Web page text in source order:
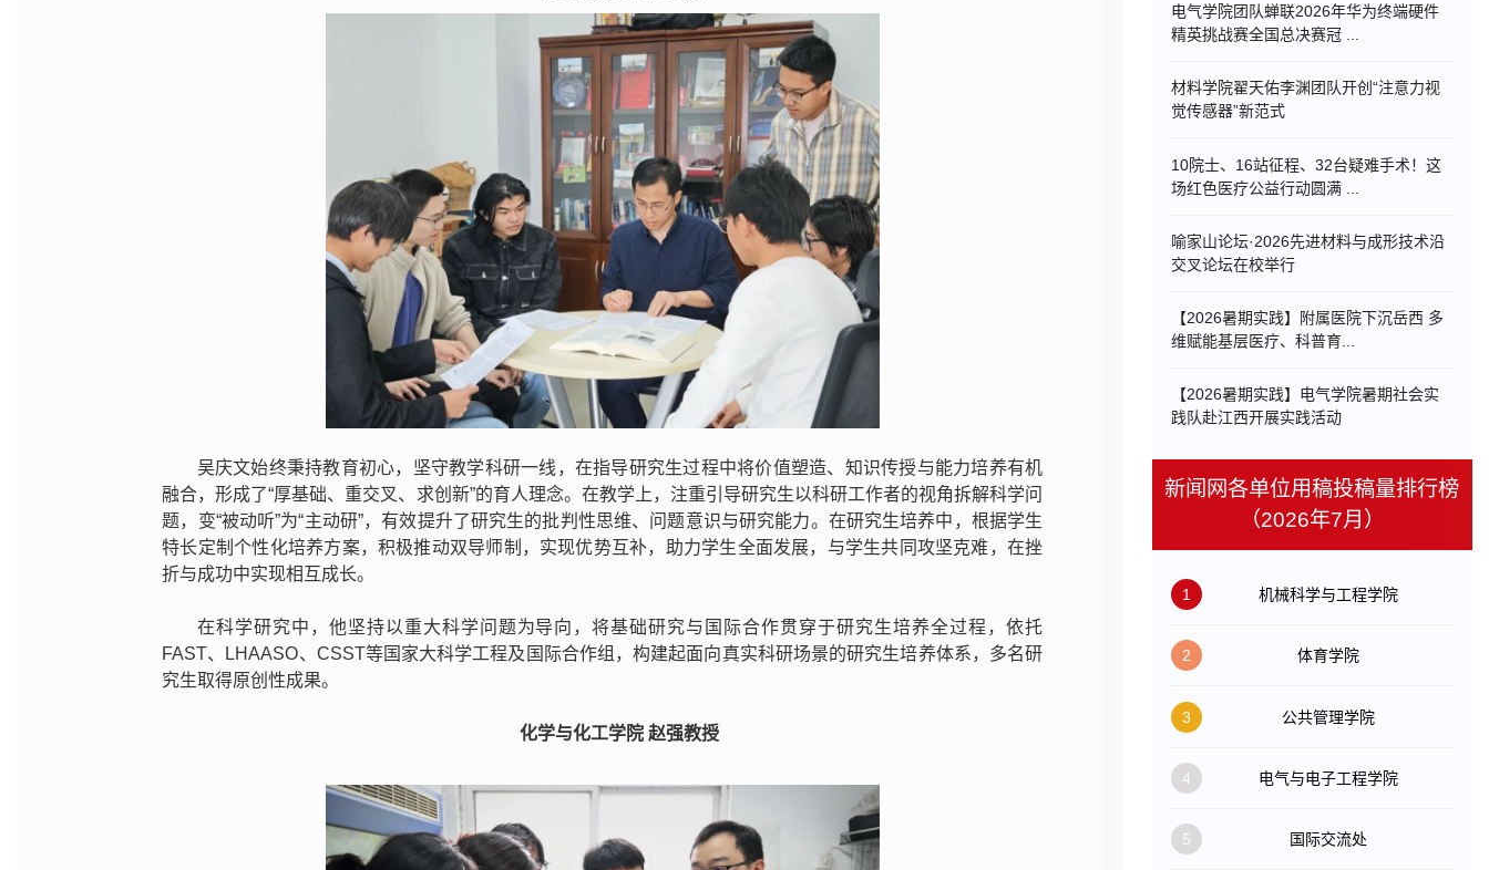
吴庆文始终秉持教育初心，坚守教学科研一线，在指导研究生过程中将价值塑造、知识传授与能力培养有机
融合，形成了“厚基础、重交叉、求创新”的育人理念。在教学上，注重引导研究生以科研工作者的视角拆解科学问
题，变“被动听”为“主动研”，有效提升了研究生的批判性思维、问题意识与研究能力。在研究生培养中，根据学生
特长定制个性化培养方案，积极推动双导师制，实现优势互补，助力学生全面发展，与学生共同攻坚克难，在挫
折与成功中实现相互成长。
在科学研究中，他坚持以重大科学问题为导向，将基础研究与国际合作贯穿于研究生培养全过程，依托
FAST、LHAASO、CSST等国家大科学工程及国际合作组，构建起面向真实科研场景的研究生培养体系，多名研
究生取得原创性成果。
化学与化工学院 赵强教授
电气学院团队蝉联2026年华为终端硬件
精英挑战赛全国总决赛冠 ...
材料学院翟天佑李渊团队开创“注意力视
觉传感器”新范式
10院士、16站征程、32台疑难手术！这
场红色医疗公益行动圆满 ...
喻家山论坛·2026先进材料与成形技术沿
交叉论坛在校举行
【2026暑期实践】附属医院下沉岳西 多
维赋能基层医疗、科普育...
【2026暑期实践】电气学院暑期社会实
践队赴江西开展实践活动
新闻网各单位用稿投稿量排行榜
（2026年7月）
1 机械科学与工程学院
2 体育学院
3 公共管理学院
4 电气与电子工程学院
5 国际交流处